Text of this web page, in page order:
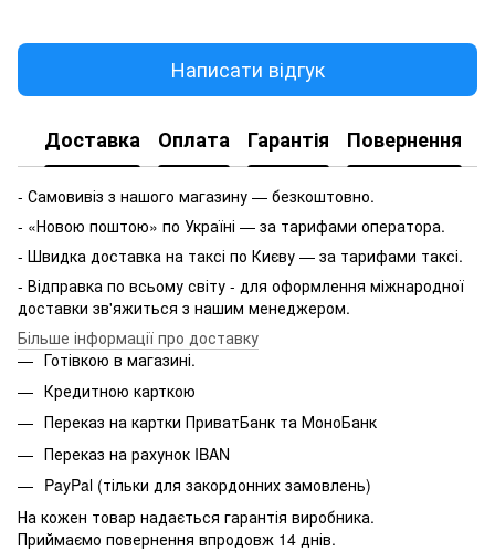
Написати відгук
Доставка Оплата Гарантія Повернення
- Самовивіз з нашого магазину — безкоштовно.
- «Новою поштою» по Україні — за тарифами оператора.
- Швидка доставка на таксі по Києву — за тарифами таксі.
- Відправка по всьому світу - для оформлення міжнародної
доставки зв'яжиться з нашим менеджером.
Більше інформації про доставку
Готівкою в магазині.
Кредитною карткою
Переказ на картки ПриватБанк та МоноБанк
Переказ на рахунок IBAN
PayPal (тільки для закордонних замовлень)
На кожен товар надається гарантія виробника.
Приймаємо повернення впродовж 14 днів.